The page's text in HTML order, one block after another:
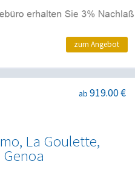
zum Angebot
La Goulette,
ab 919.00 €